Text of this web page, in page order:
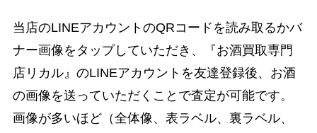
当店のLINEアカウントのQRコードを読み取るかバ
ナー画像をタップしていただき、『お酒買取専門
店リカル』のLINEアカウントを友達登録後、お酒
の画像を送っていただくことで査定が可能です。
画像が多いほど（全体像、表ラベル、裏ラベル、